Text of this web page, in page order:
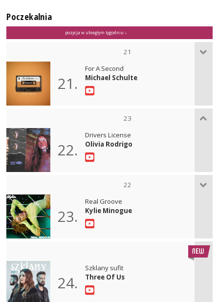
Poczekalnia
pozycja w ubiegłym tygodniu ↓
21
21.
For A Second
Michael Schulte
23
22.
Drivers License
Olivia Rodrigo
22
23.
Real Groove
Kylie Minogue
24.
Szklany sufit
Three Of Us